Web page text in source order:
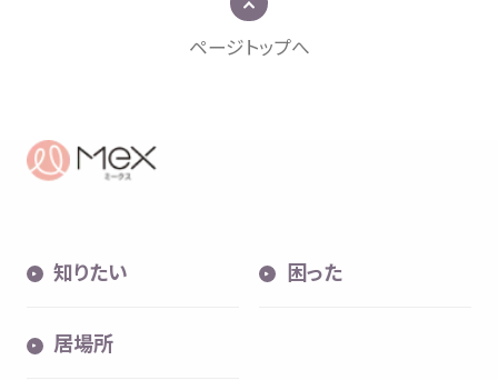
ページトップへ
知りたい 困った
居場所